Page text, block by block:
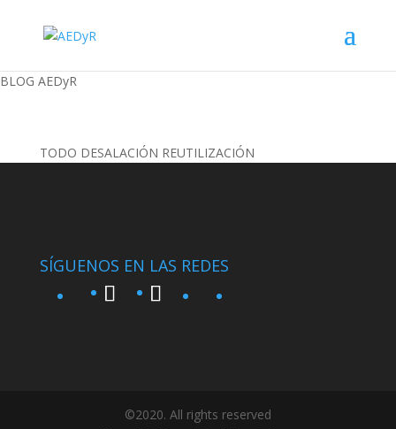
BLOG AEDyR
TODO DESALACIÓN REUTILIZACIÓN
SÍGUENOS EN LAS REDES
©2020. All rights reserved